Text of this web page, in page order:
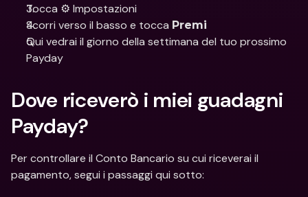
Tocca ⚙️ Impostazioni
Scorri verso il basso e tocca Premi
Qui vedrai il giorno della settimana del tuo prossimo
Payday
Dove riceverò i miei guadagni
Payday?
Per controllare il Conto Bancario su cui riceverai il
pagamento, segui i passaggi qui sotto: